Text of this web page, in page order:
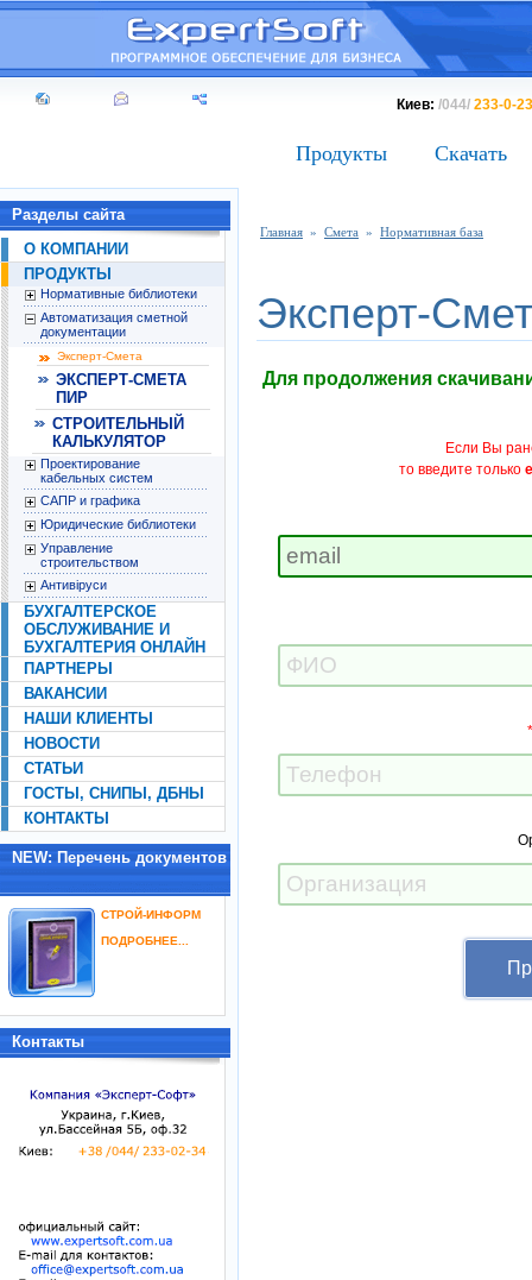
Киев: /044/ 233-0-
Продукты Скачать
Разделы сайта
О КОМПАНИИ
ПРОДУКТЫ
Нормативные библиотеки
Автоматизация сметной
документации
Эксперт-Смета
ЭКСПЕРТ-СМЕТА
ПИР
СТРОИТЕЛЬНЫЙ
КАЛЬКУЛЯТОР
Проектирование
кабельных систем
САПР и графика
Юридические библиотеки
Управление
строительством
Антивіруси
БУХГАЛТЕРСКОЕ
ОБСЛУЖИВАНИЕ И
БУХГАЛТЕРИЯ ОНЛАЙН
ПАРТНЕРЫ
ВАКАНСИИ
НАШИ КЛИЕНТЫ
НОВОСТИ
СТАТЬИ
ГОСТЫ, СНИПЫ, ДБНЫ
КОНТАКТЫ
NEW: Перечень документов
СТРОЙ-ИНФОРМ
ПОДРОБНЕЕ...
Контакты
Главная » Смета » Нормативная база
Эксперт-
Для продолжения
Если Вы
то введите только
*